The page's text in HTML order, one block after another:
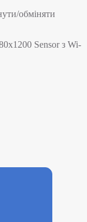
обміняти
Sensor з Wi-